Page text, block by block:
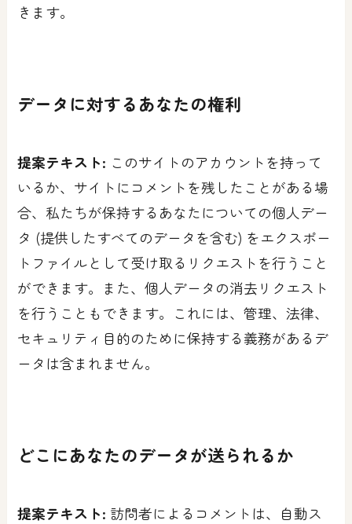
きます。
データに対するあなたの権利
提案テキスト: このサイトのアカウントを持って
いるか、サイトにコメントを残したことがある場
合、私たちが保持するあなたについての個人デー
タ (提供したすべてのデータを含む) をエクスポー
トファイルとして受け取るリクエストを行うこと
ができます。また、個人データの消去リクエスト
を行うこともできます。これには、管理、法律、
セキュリティ目的のために保持する義務があるデ
ータは含まれません。
どこにあなたのデータが送られるか
提案テキスト: 訪問者によるコメントは、自動ス